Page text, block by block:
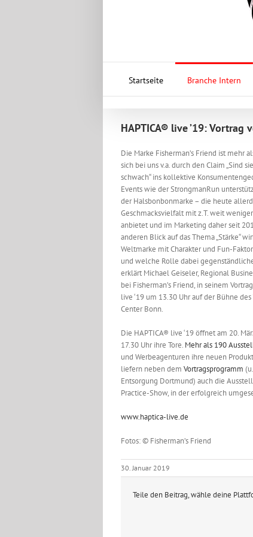
Startseite Branche Intern
HAPTICA® live ’19: Vortrag
Die Marke Fisherman’s Friend ist mehr
sich bei uns v.a. durch den Claim „Sind
schwach“ ins kollektive
Events wie der StrongmanRun
der Halsbonbonmarke – die heute
Geschmacksvielfalt mit z.T. weit
anbietet und im Marketing daher seit
anderen Blick auf das Thema „Stärke“
Weltmarke mit Charakter und Fun-
und welche Rolle dabei
erklärt Michael Geiseler, Regional
bei Fisherman’s Friend, in seinem
live ‘19 um 13.30 Uhr auf der Bühne
Center Bonn.
Die HAPTICA® live ‘19 öffnet am 20.
17.30 Uhr ihre Tore. Mehr als 190
und Werbeagenturen ihre neuen
liefern neben dem Vortragsprogramm
Entsorgung Dortmund) auch die
Practice-Show, in der erfolgreich
www.haptica-live.de
Fotos: © Fisherman’s Friend
30. Januar 2019
Teile den Beitrag, wähle deine